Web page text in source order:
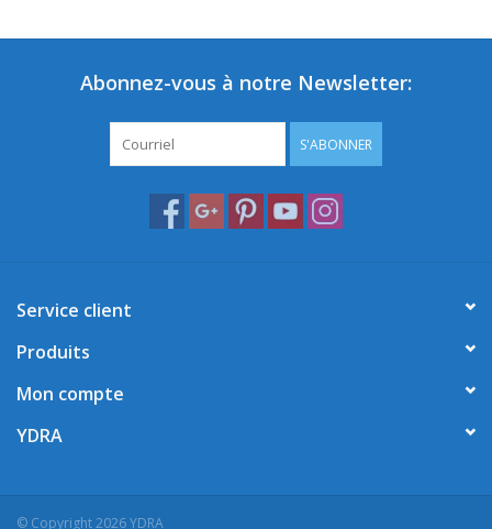
Abonnez-vous à notre Newsletter:
S'ABONNER
Service client
Produits
Mon compte
YDRA
© Copyright 2026 YDRA